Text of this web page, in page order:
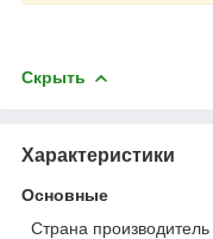
Скрыть
Характеристики
Основные
Страна производитель